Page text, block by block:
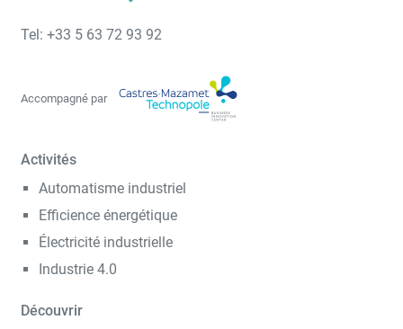
Tel: +33 5 63 72 93 92
Accompagné par
Activités
Automatisme industriel
Efficience énergétique
Électricité industrielle
Industrie 4.0
Découvrir